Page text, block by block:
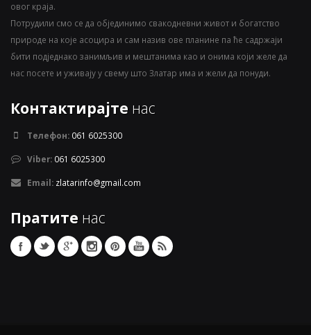
овог краја.
Потрудили смо се да објединимо свакодневни живот и богатство
природе на које асоцира и сам назив ове планине па ће садржаји
бити подједнако занимљив и мештанима као и онима који желе да
нас посете и уживају у свему што Златар има и жели да понуди.
Контактирајте нас
Телефон: 061 6025300
Viber: 061 6025300
Email: zlatarinfo@gmail.com
Пратите нас